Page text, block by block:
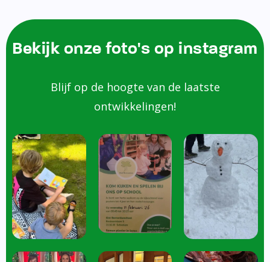
Bekijk onze foto's op instagram
Blijf op de hoogte van de laatste
ontwikkelingen!